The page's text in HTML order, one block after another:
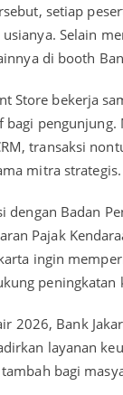
setiap
Selain
di booth
Store bekerja
bagi
transaksi
mitra strategis.
dengan Badan
Pajak
ingin
peningkatan
2026, Bank
layanan
bagi